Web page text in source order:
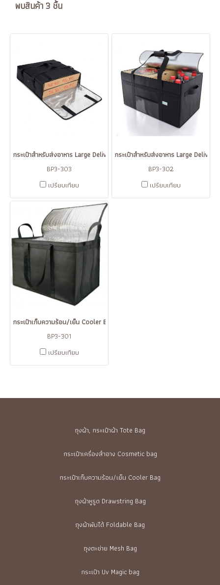
พบสินค้า 3 ชิ้น
กระเป๋าสำหรับส่งอาหาร Large Delivery Bag
BP3-303
เปรียบเทียบ
กระเป๋าสำหรับส่งอาหาร Large Delivery
BP3-302
เปรียบเทียบ
กระเป๋าเก็บความร้อน/เย็น Cooler Bag ขนาดใหญ่
BP3-301
เปรียบเทียบ
ถุงผ้า, กระเป๋าผ้า Tote Bag
กระเป๋าเครื่องสำอาง Cosmetic bag
กระเป๋าเก็บความร้อน/เย็น Cooler Bag
ถุงผ้าหูรูด Drawstring Bag
ถุงผ้าพับได้ Foldable Bag
ถุงตะข่าย Mesh Bag
กระเป๋า Uv Magic bag